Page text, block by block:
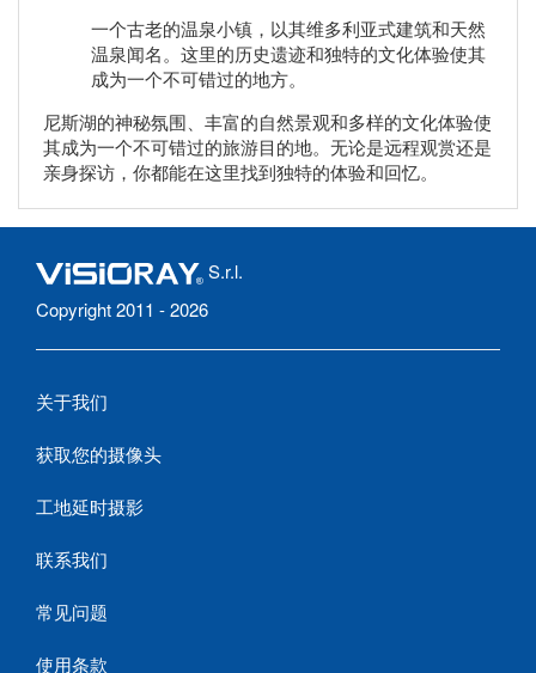
一个古老的温泉小镇，以其维多利亚式建筑和天然
温泉闻名。这里的历史遗迹和独特的文化体验使其
成为一个不可错过的地方。
尼斯湖的神秘氛围、丰富的自然景观和多样的文化体验使
其成为一个不可错过的旅游目的地。无论是远程观赏还是
亲身探访，你都能在这里找到独特的体验和回忆。
S.r.l.
Copyright 2011 - 2026
关于我们
获取您的摄像头
工地延时摄影
联系我们
常见问题
使用条款